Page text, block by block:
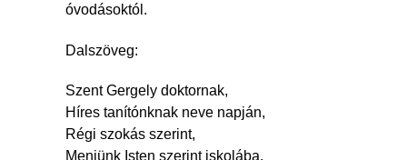
óvodásoktól.
Dalszöveg:
Szent Gergely doktornak,
Híres tanítónknak neve napján,
Régi szokás szerint,
Menjünk Isten szerint iskolába,